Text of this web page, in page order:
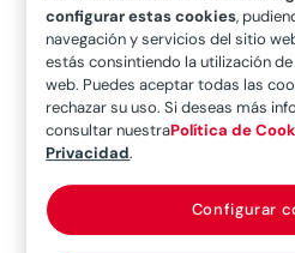
Argentina-, que han
receptores de capital
vez, en fuertes inversores
internacionales.
Antes de la pandemia, en
publicados por ‘Global
Extranjera Directa (IED)
configurar estas cookies,
navegación y servicios del sitio
estás consintiendo la utilización
web. Puedes aceptar todas las
rechazar su uso. Si deseas más
consultar nuestraPolítica de
Privacidad.
Configurar